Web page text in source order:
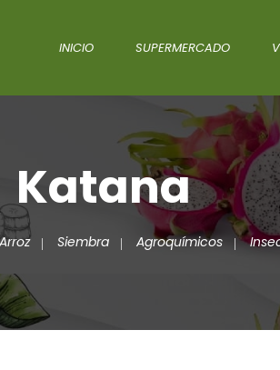
INICIO SUPERMERCADO
Katana
Siembra Agroquímicos